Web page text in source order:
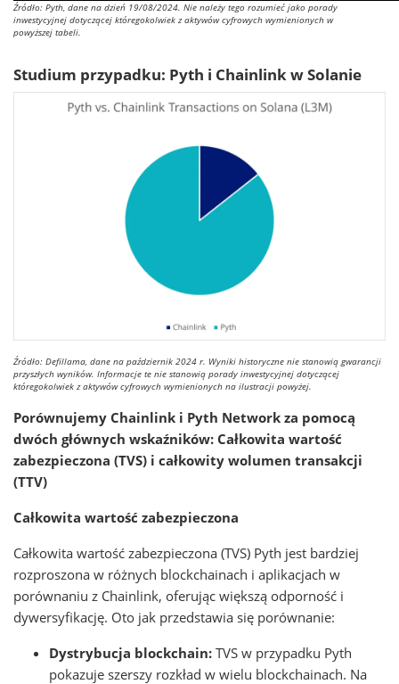
Źródło: Pyth, dane na dzień 19/08/2024. Nie należy tego rozumieć jako porady
inwestycyjnej dotyczącej któregokolwiek z aktywów cyfrowych wymienionych w
powyższej tabeli.
Studium przypadku: Pyth i Chainlink w Solanie
Źródło: Defillama, dane na październik 2024 r. Wyniki historyczne nie stanowią gwarancji
przyszłych wyników. Informacje te nie stanowią porady inwestycyjnej dotyczącej
któregokolwiek z aktywów cyfrowych wymienionych na ilustracji powyżej.
Porównujemy Chainlink i Pyth Network za pomocą
dwóch głównych wskaźników: Całkowita wartość
zabezpieczona (TVS) i całkowity wolumen transakcji
(TTV)
Całkowita wartość zabezpieczona
Całkowita wartość zabezpieczona (TVS) Pyth jest bardziej
rozproszona w różnych blockchainach i aplikacjach w
porównaniu z Chainlink, oferując większą odporność i
dywersyfikację. Oto jak przedstawia się porównanie:
Dystrybucja blockchain: TVS w przypadku Pyth
pokazuje szerszy rozkład w wielu blockchainach. Na